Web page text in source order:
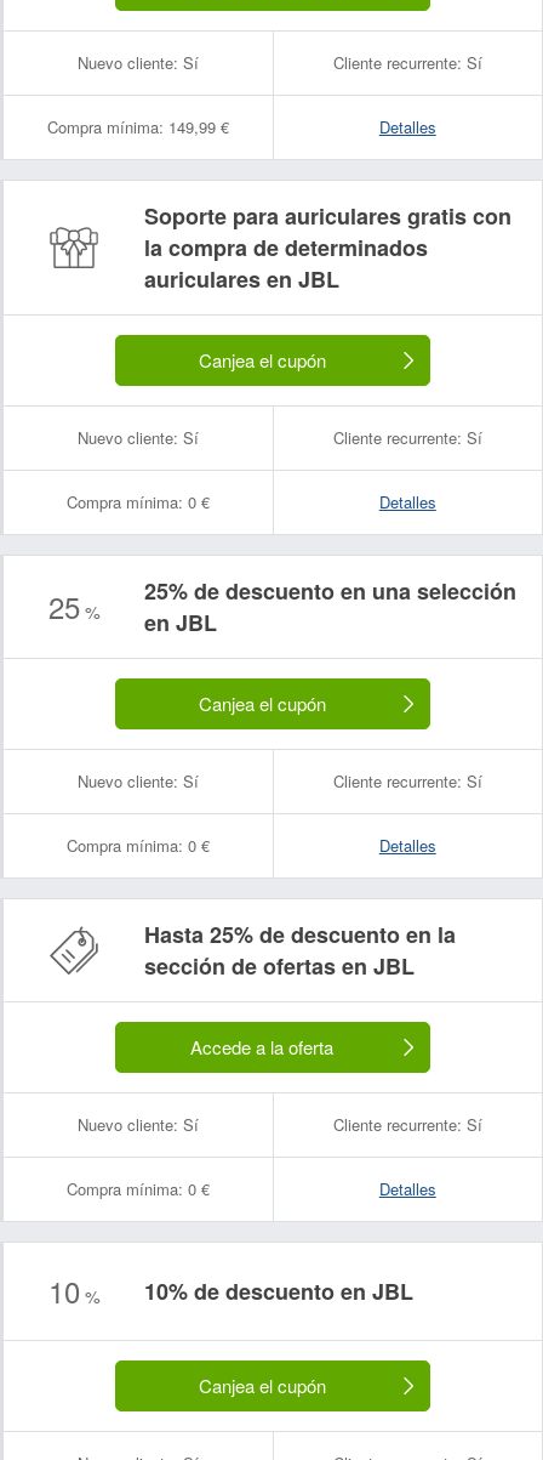
Nuevo cliente: Sí Cliente recurrente: Sí
Compra mínima: 149,99 € Detalles
Soporte para auriculares gratis con
la compra de determinados
auriculares en JBL
Canjea el cupón
Nuevo cliente: Sí Cliente recurrente: Sí
Compra mínima: 0 € Detalles
25 %
25% de descuento en una selección
en JBL
Canjea el cupón
Nuevo cliente: Sí Cliente recurrente: Sí
Compra mínima: 0 € Detalles
Hasta 25% de descuento en la
sección de ofertas en JBL
Accede a la oferta
Nuevo cliente: Sí Cliente recurrente: Sí
Compra mínima: 0 € Detalles
10 % 10% de descuento en JBL
Canjea el cupón
Correo electrónico: